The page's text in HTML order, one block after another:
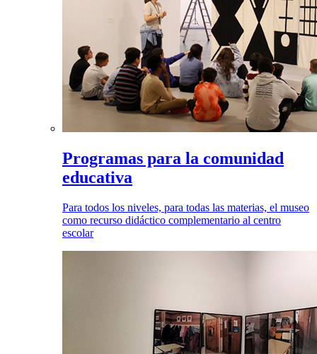
Programas para la comunidad
educativa
Para todos los niveles, para todas las materias, el museo
como recurso didáctico complementario al centro
escolar